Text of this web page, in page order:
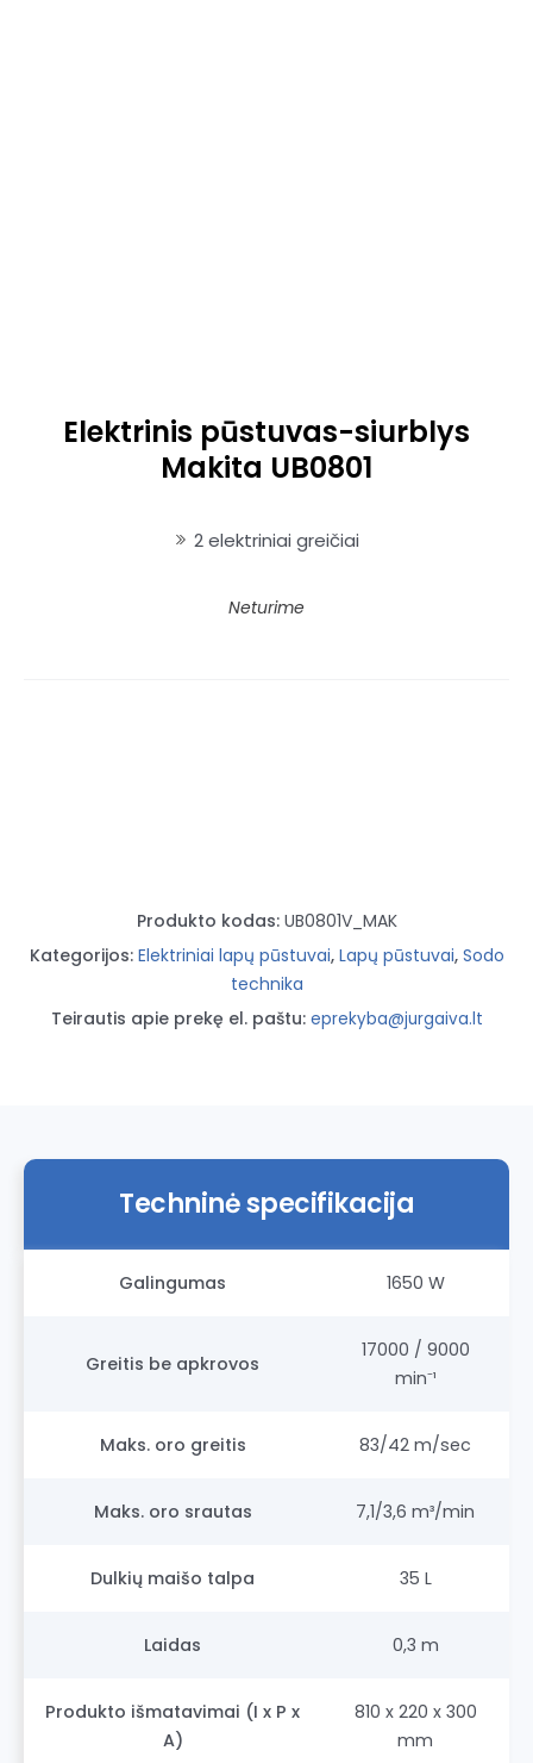
Elektrinis pūstuvas-siurblys
Makita UB0801
2 elektriniai greičiai
Neturime
Produkto kodas: UB0801V_MAK
Kategorijos: Elektriniai lapų pūstuvai, Lapų pūstuvai, Sodo
technika
Teirautis apie prekę el. paštu: eprekyba@jurgaiva.lt
Techninė specifikacija
Galingumas 1650 W
Greitis be apkrovos
17000 / 9000
min⁻¹
Maks. oro greitis 83/42 m/sec
Maks. oro srautas 7,1/3,6 m³/min
Dulkių maišo talpa 35 L
Laidas 0,3 m
Produkto išmatavimai (I x P x
A)
810 x 220 x 300
mm